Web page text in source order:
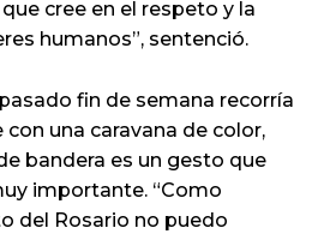
cree en el respeto y la
humanos”, sentenció.
fin de semana recorría
con una caravana de color,
bandera es un gesto que
importante. “Como
del Rosario no puedo